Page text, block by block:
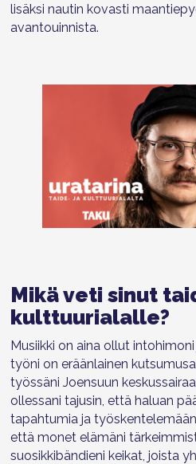
lisäksi nautin kovasti
avantouinnista.
Mikä veti sinut
kulttuurialalle?
Musiikki on aina ollut
työni on eräänlainen
työssäni Joensuun
ollessani tajusin, että haluan
tapahtumia ja
että monet elämäni
suosikkibändieni keikat, joista